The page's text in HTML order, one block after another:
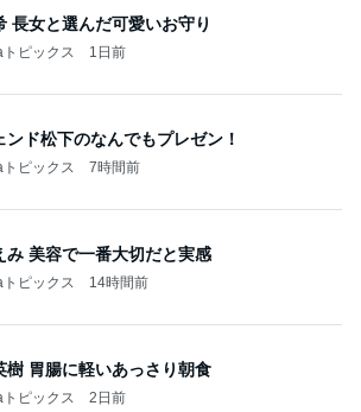
長女と選んだ可愛いお守り
ピックス 1日前
ンド松下のなんでもプレゼン！
ピックス 7時間前
み 美容で一番大切だと実感
ピックス 14時間前
樹 胃腸に軽いあっさり朝食
ピックス 2日前